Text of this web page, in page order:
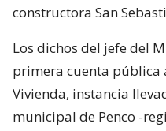
constructora San
Los dichos del jefe del
primera cuenta pública
Vivienda, instancia
municipal de Penco -